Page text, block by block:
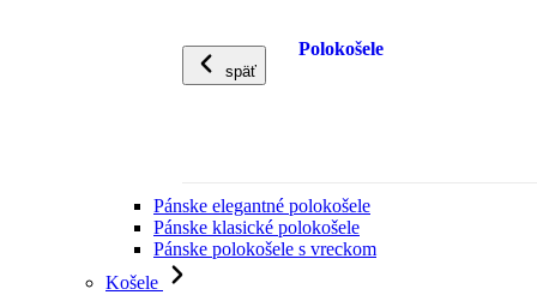
späť
Polokošele
Pánske elegantné polokošele
Pánske klasické polokošele
Pánske polokošele s vreckom
Košele